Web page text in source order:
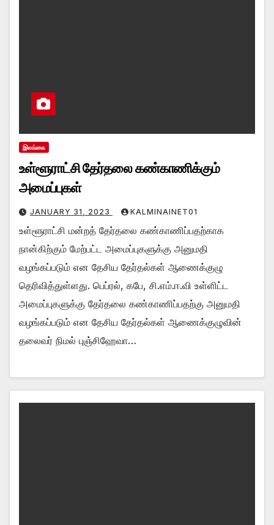
இலங்கை
உள்ளூராட்சி தேர்தலை கண்காணிக்கும்
அமைப்புகள்
JANUARY 31, 2023 KALMINAINET01
உள்ளூராட்சி மன்றத் தேர்தலை கண்காணிப்பதற்காக
நான்கிற்கும் மேற்பட்ட அமைப்புகளுக்கு அனுமதி
வழங்கப்படும் என தேசிய தேர்தல்கள் ஆணைக்குழு
தெரிவித்துள்ளது. பெப்ரல், கபே, சி.எம்.ஈ.வி உள்ளிட்ட
அமைப்புகளுக்கு தேர்தலை கண்காணிப்பதற்கு அனுமதி
வழங்கப்படும் என தேசிய தேர்தல்கள் ஆணைக்குழுவின்
தலைவர் நிமல் புஞ்சிஹேவா…